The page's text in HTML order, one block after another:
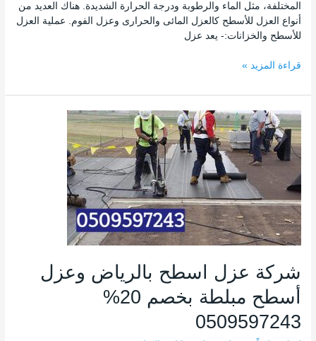
المختلفة، مثل الماء والرطوبة ودرجة الحرارة الشديدة. هناك العديد من
أنواع العزل للأسطح كالعزل المائى والحرارى وعزل الفوم. عملية العزل
للأسطح والخزانات:- يعد عزل
قراءة المزيد »
شركة عزل اسطح بالرياض وعزل
أسطح مبلطة بخصم 20%
0509597243
شركة
عزل
اسطح
بالرياض
وعزل
أسطح
مبلطة
بخصم
20%